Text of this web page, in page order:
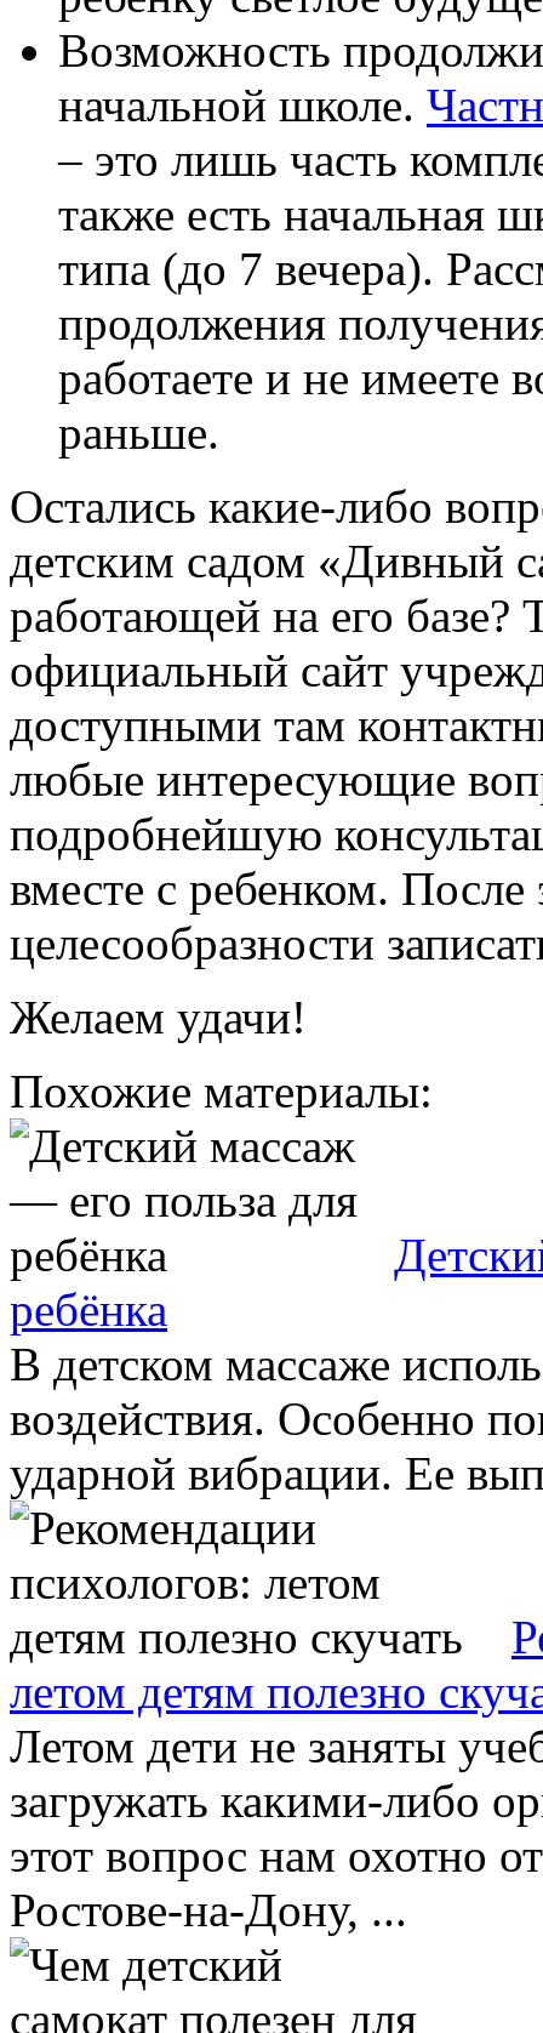
Возможность
начальной школе.
– это лишь часть
также есть начальная
типа (до 7 вечера).
продолжения
работаете и не имеете
раньше.
Остались какие-либо
детским садом «Дивный
работающей на его базе?
официальный сайт
доступными там
любые интересующие
подробнейшую
вместе с ребенком. После
целесообразности
Желаем удачи!
Похожие материалы:
ребёнка
В детском массаже
воздействия. Особенно
ударной вибрации. Ее
летом детям полезно
Летом дети не заняты
загружать какими-либо
этот вопрос нам охотно
Ростове-на-Дону, ...